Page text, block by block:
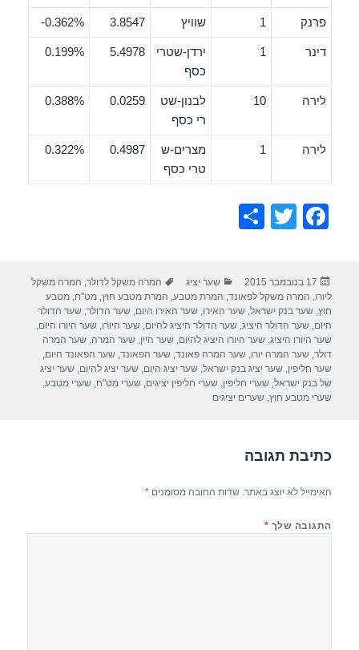
פרנק 1 שוויץ 3.8547
0.362%-
דינר 1
ירדן-שטרי
כסף
5.4978
0.199%
לירה 10
לבנון-שט
רי כסף
0.0259
0.388%
לירה 1
מצרים-ש
טרי כסף
0.4987
0.322%
F
e
b
o
o
k
T
er
e
פורסם
בתאריך
17 בנובמבר 2015 קטגוריות
שער יציג תגיות
המרה משקל לדולר, המרה משקל
ליורו, המרה משקל לפאונד, המרת מטבע, המרת מטבע חוץ,מט"ח,מטבע
חוץ,שער בנק ישראל,שער האירו,שער האירו היום,שער הדולר,שער הדולר
היום,שער הדולר היציג,שער הדולר היציג להיום,שער היורו,שער היורו היום,
שער היורו היציג,שער היורו היציג להיום,שער היין,שער המרה,שער המרה
דולר,שער המרה יורו,שער המרה פאונד,שער הפאונד,שער הפאונד היום,
שער חליפין,שער יציג בנק ישראל,שער יציג היום,שער יציג להיום,שער יציג
של בנק ישראל,שערי חליפין,שערי חליפין יציגים,שערי מט"ח,שערי מטבע,
שערי מטבע חוץ,שערים יציגים
כתיבת תגובה
האימייל לא יוצג באתר. שדות החובה מסומנים*
התגובה שלך *